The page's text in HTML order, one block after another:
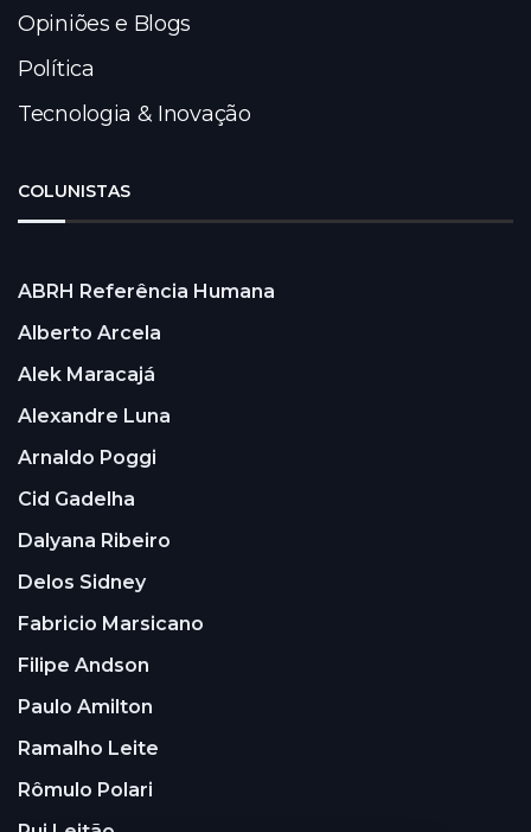
Opiniões e Blogs
Política
Tecnologia & Inovação
COLUNISTAS
ABRH Referência Humana
Alberto Arcela
Alek Maracajá
Alexandre Luna
Arnaldo Poggi
Cid Gadelha
Dalyana Ribeiro
Delos Sidney
Fabricio Marsicano
Filipe Andson
Paulo Amilton
Ramalho Leite
Rômulo Polari